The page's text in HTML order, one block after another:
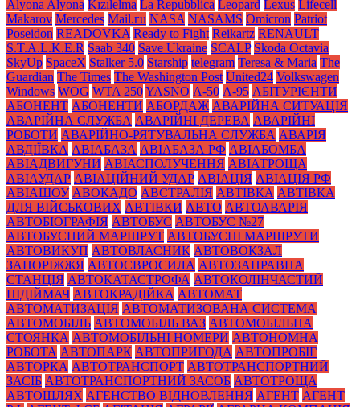
Alyona Alyona Kızılelma La Repubblica Leopard Lexus Lifecell
Makarov Mercedes Mаil.гu NASA NASAMS Omicron Patriot
Poseidon READOVKA Ready to Fight Reikartz RENAULT
S.T.A.L.K.E.R Saab 340 Save Ukraine SCALP Skoda Octavia
SkyUp SpaceX Stalker 5.0 Starship telegram Teresa & Maria The
Guardian The Times The Washington Post United24 Volkswagen
Windows WOG WTA 250YASNO А-50 А-95 АБІТУРІЄНТИ
АБОНЕНТ АБОНЕНТИ АБОРДАЖ АВАРІЙНА СИТУАЦІЯ
АВАРІЙНА СЛУЖБА АВАРІЙНІ ДЕРЕВА АВАРІЙНІ
РОБОТИ АВАРІЙНО-РЯТУВАЛЬНА СЛУЖБА АВАРІЯ
АВДІЇВКА АВІАБАЗА АВІАБАЗА РФ АВІАБОМБА
АВІАДВИГУНИ АВІАСПОЛУЧЕННЯ АВІАТРОЩА
АВІАУДАР АВІАЦІЙНИЙ УДАР АВІАЦІЯ АВІАЦІЯ РФ
АВІАШОУ АВОКАДО АВСТРАЛІЯ АВТІВКА АВТІВКА
ДЛЯ ВІЙСЬКОВИХ АВТІВКИ АВТО АВТОАВАРІЯ
АВТОБІОГРАФІЯ АВТОБУС АВТОБУС №27
АВТОБУСНИЙ МАРШРУТ АВТОБУСНІ МАРШРУТИ
АВТОВИКУП АВТОВЛАСНИК АВТОВОКЗАЛ
ЗАПОРІЖЖЯ АВТОЄВРОСИЛА АВТОЗАПРАВНА
СТАНЦІЯ АВТОКАТАСТРОФА АВТОКОЛІНЧАСТИЙ
ПІДІЙМАЧ АВТОКРАДІЙКА АВТОМАТ
АВТОМАТИЗАЦІЯ АВТОМАТИЗОВАНА СИСТЕМА
АВТОМОБІЛЬ АВТОМОБІЛЬ ВАЗ АВТОМОБІЛЬНА
СТОЯНКА АВТОМОБІЛЬНІ НОМЕРИ АВТОНОМНА
РОБОТА АВТОПАРК АВТОПРИГОДА АВТОПРОБІГ
АВТОРКА АВТОТРАНСПОРТ АВТОТРАНСПОРТНИЙ
ЗАСІБ АВТОТРАНСПОРТНИЙ ЗАСОБ АВТОТРОЩА
АВТОШЛЯХ АГЕНСТВО ВІДНОВЛЕННЯ АГЕНТ АГЕНТ